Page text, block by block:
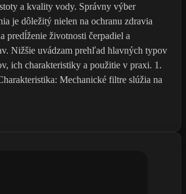
a kvality vody. Správny výber
je dôležitý nielen na ochranu zdravia
predĺženie životnosti čerpadiel a
Nižšie uvádzam prehľad hlavných typov
ich charakteristiky a použitie v praxi. 1.
Mechanické filtre slúžia na